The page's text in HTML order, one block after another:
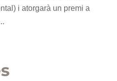
i atorgarà un premi a